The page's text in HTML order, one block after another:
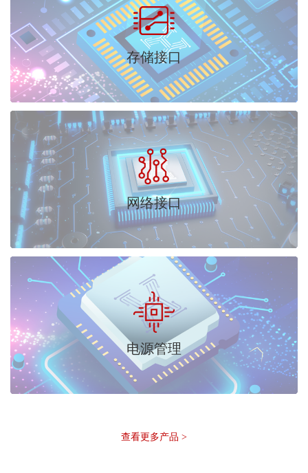
存储接口
网络接口
电源管理
查看更多产品 >